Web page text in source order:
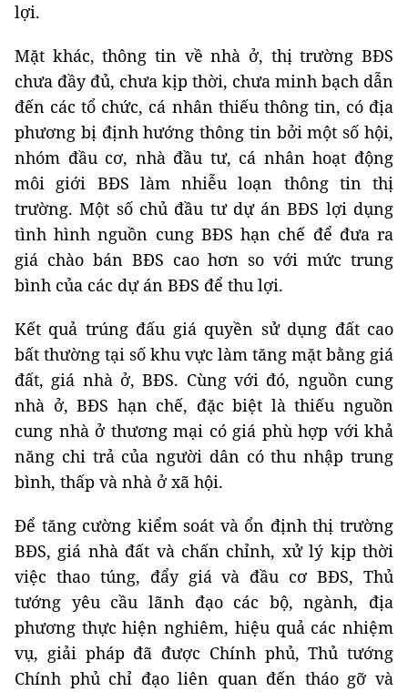
lợi.
Mặt khác, thông tin về nhà ở, thị trường BĐS
chưa đầy đủ, chưa kịp thời, chưa minh bạch dẫn
đến các tổ chức, cá nhân thiếu thông tin, có địa
phương bị định hướng thông tin bởi một số hội,
nhóm đầu cơ, nhà đầu tư, cá nhân hoạt động
môi giới BĐS làm nhiễu loạn thông tin thị
trường. Một số chủ đầu tư dự án BĐS lợi dụng
tình hình nguồn cung BĐS hạn chế để đưa ra
giá chào bán BĐS cao hơn so với mức trung
bình của các dự án BĐS để thu lợi.
Kết quả trúng đấu giá quyền sử dụng đất cao
bất thường tại số khu vực làm tăng mặt bằng giá
đất, giá nhà ở, BĐS. Cùng với đó, nguồn cung
nhà ở, BĐS hạn chế, đặc biệt là thiếu nguồn
cung nhà ở thương mại có giá phù hợp với khả
năng chi trả của người dân có thu nhập trung
bình, thấp và nhà ở xã hội.
Để tăng cường kiểm soát và ổn định thị trường
BĐS, giá nhà đất và chấn chỉnh, xử lý kịp thời
việc thao túng, đẩy giá và đầu cơ BĐS, Thủ
tướng yêu cầu lãnh đạo các bộ, ngành, địa
phương thực hiện nghiêm, hiệu quả các nhiệm
vụ, giải pháp đã được Chính phủ, Thủ tướng
Chính phủ chỉ đạo liên quan đến tháo gỡ và